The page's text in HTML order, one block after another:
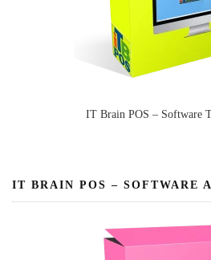
IT Brain POS – Software
IT BRAIN POS – SOFTWARE